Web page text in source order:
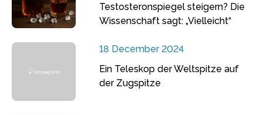
Testosteronspiegel steigern? Die
Wissenschaft sagt: „Vielleicht“
18 December 2024
Ein Teleskop der Weltspitze auf
der Zugspitze